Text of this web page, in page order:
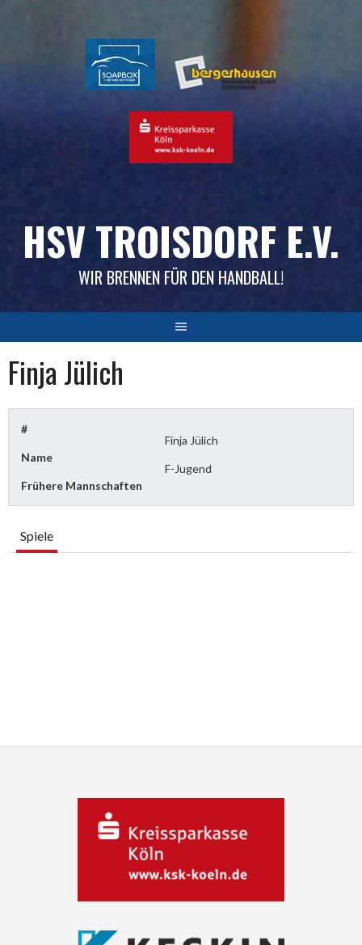
HSV TROISDORF E.V.
WIR BRENNEN FÜR DEN HANDBALL!
Finja Jülich
#
Name
Finja Jülich
Frühere Mannschaften
F-Jugend
Spiele